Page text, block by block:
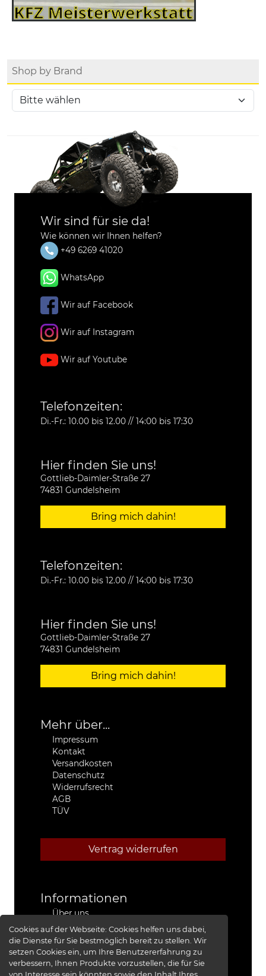
Cookies auf der Webseite:Cookies helfen uns dabei,
die Dienste für Sie bestmöglich bereit zu stellen. Wir
setzen Cookies ein, um Ihre Benutzererfahrung zu
verbessern, Ihnen Produkte vorzustellen, die für Sie
Shop by Brand
Wir sind für sie da!
Wie können wir Ihnen helfen?
+49 6269 41020
WhatsApp
Wir auf Facebook
Wir auf Instagram
Wir auf Youtube
Telefonzeiten:
Di.-Fr.: 10.00 bis 12.00 // 14:00 bis 17:30
Hier finden Sie uns!
Gottlieb-Daimler-Straße 27
74831 Gundelsheim
Bring mich dahin!
Telefonzeiten:
Di.-Fr.: 10.00 bis 12.00 // 14:00 bis 17:30
Hier finden Sie uns!
Gottlieb-Daimler-Straße 27
74831 Gundelsheim
Bring mich dahin!
Mehr über...
Impressum
Kontakt
Versandkosten
Datenschutz
Widerrufsrecht
AGB
TÜV
Vertrag widerrufen
Informationen
Über uns
Stützpunkthändler
4x4 Kfz-Meister Werkstatt Jeep®
Presse
Red Baron I
Red Baron II